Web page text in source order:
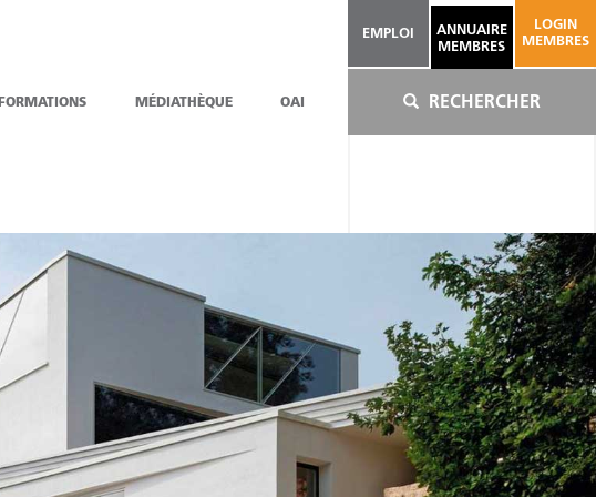
FORMATIONS MÉDIATHÈQUE OAI
EMPLOI
ANNUAIRE
MEMBRES
LOGIN
MEMBRES
RECHERCHER